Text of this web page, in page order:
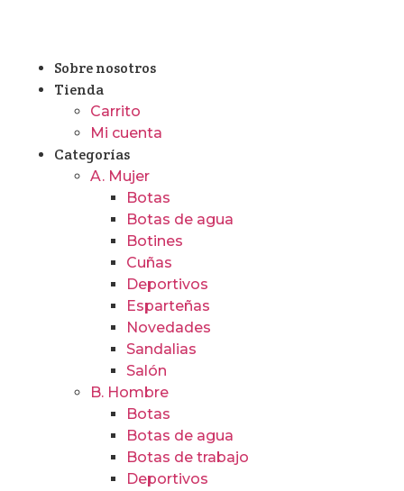
Sobre nosotros
Tienda
Carrito
Mi cuenta
Categorías
A. Mujer
Botas
Botas de agua
Botines
Cuñas
Deportivos
Esparteñas
Novedades
Sandalias
Salón
B. Hombre
Botas
Botas de agua
Botas de trabajo
Deportivos